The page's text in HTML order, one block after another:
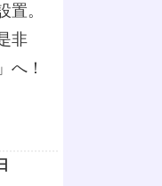
置。
非
へ！